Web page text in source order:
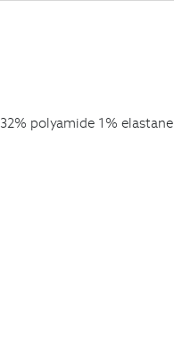
polyamide 1% elastane